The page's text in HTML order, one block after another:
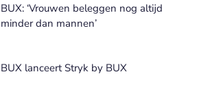
BUX: ‘Vrouwen beleggen nog altijd
minder dan mannen’
BUX lanceert Stryk by BUX